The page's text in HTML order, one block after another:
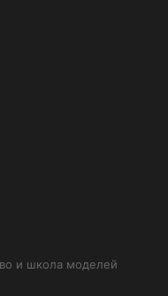
и школа моделей